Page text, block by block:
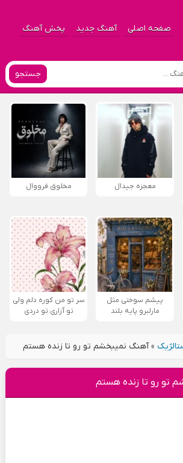
صفحه اصلی آهنگ جدید پخش آهنگ
جستجو
معجزه جیدال مخلوق فرووال
پیشم سوختی مثل
مارلبرو پایه بلند
سر تو من کوره دلم ولی
تو آزاری تو دردی
»آهنگ نمیبخشم تو رو تا زنده هستم
تو رو تا زنده هستم